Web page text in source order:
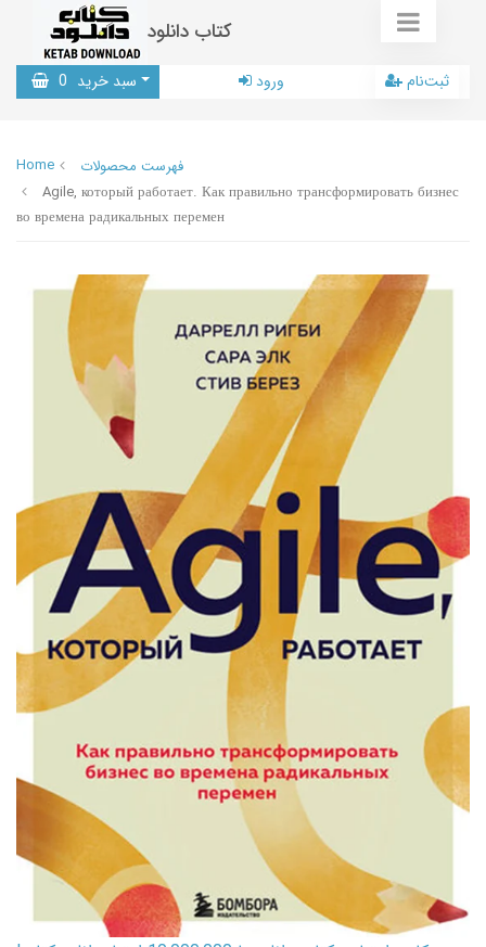
کتاب دانلود
سبد خرید 0 ورود ثبت‌نام
Home
فهرست محصولات
Agile, который работает. Как правильно трансформировать бизнес
во времена радикальных перемен